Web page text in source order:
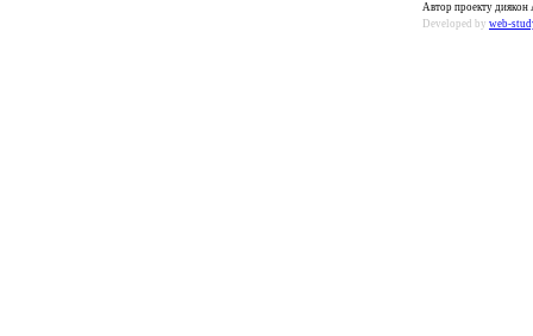
Автор проекту диякон
Developed by web-